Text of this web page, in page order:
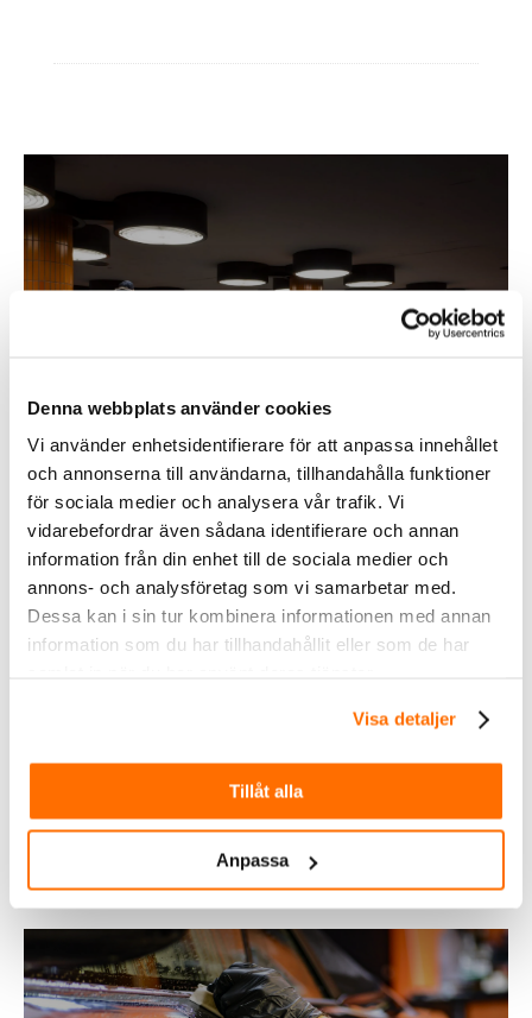
Denna webbplats använder cookies
Vi använder enhetsidentifierare för att anpassa innehållet
och annonserna till användarna, tillhandahålla funktioner
för sociala medier och analysera vår trafik. Vi
vidarebefordrar även sådana identifierare och annan
information från din enhet till de sociala medier och
annons- och analysföretag som vi samarbetar med.
Dessa kan i sin tur kombinera informationen med annan
information som du har tillhandahållit eller som de har
Visa detaljer
Tillåt alla
Anpassa
Fordonsbelysning
Köp